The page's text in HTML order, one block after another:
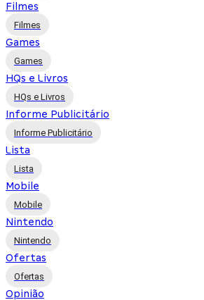
Filmes
Filmes
Games
Games
HQs e Livros
HQs e Livros
Informe Publicitário
Informe Publicitário
Lista
Lista
Mobile
Mobile
Nintendo
Nintendo
Ofertas
Ofertas
Opinião